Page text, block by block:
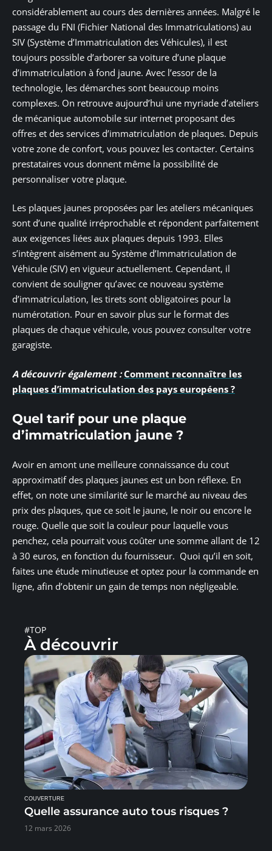
considérablement au cours des dernières années. Malgré le
passage du FNI (Fichier National des Immatriculations) au
SIV (Système d’Immatriculation des Véhicules), il est
toujours possible d’arborer sa voiture d’une plaque
d’immatriculation à fond jaune. Avec l’essor de la
technologie, les démarches sont beaucoup moins
complexes. On retrouve aujourd’hui une myriade d’ateliers
de mécanique automobile sur internet proposant des
offres et des services d’immatriculation de plaques. Depuis
votre zone de confort, vous pouvez les contacter. Certains
prestataires vous donnent même la possibilité de
personnaliser votre plaque.
Les plaques jaunes proposées par les ateliers mécaniques
sont d’une qualité irréprochable et répondent parfaitement
aux exigences liées aux plaques depuis 1993. Elles
s’intègrent aisément au Système d’Immatriculation de
Véhicule (SIV) en vigueur actuellement. Cependant, il
convient de souligner qu’avec ce nouveau système
d’immatriculation, les tirets sont obligatoires pour la
numérotation. Pour en savoir plus sur le format des
plaques de chaque véhicule, vous pouvez consulter votre
garagiste.
A découvrir également : Comment reconnaître les
plaques d’immatriculation des pays européens ?
Quel tarif pour une plaque
d’immatriculation jaune ?
Avoir en amont une meilleure connaissance du cout
approximatif des plaques jaunes est un bon réflexe. En
effet, on note une similarité sur le marché au niveau des
prix des plaques, que ce soit le jaune, le noir ou encore le
rouge. Quelle que soit la couleur pour laquelle vous
penchez, cela pourrait vous coûter une somme allant de 12
à 30 euros, en fonction du fournisseur. Quoi qu’il en soit,
faites une étude minutieuse et optez pour la commande en
ligne, afin d’obtenir un gain de temps non négligeable.
#TOP
À découvrir
COUVERTURE
Quelle assurance auto tous risques ?
12 mars 2026